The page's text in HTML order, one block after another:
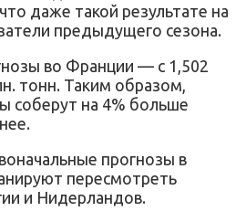
даже такой результате на
предыдущего сезона.
во Франции — с 1,502
тонн. Таким образом,
соберут на 4% больше
прогнозы в
пересмотреть
и Нидерландов.